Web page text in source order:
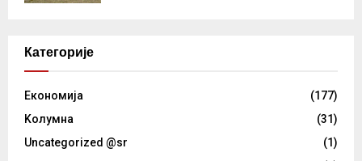
Категорије
Eкономија
(177)
Kолумнa
(31)
Uncategorized @sr
(1)